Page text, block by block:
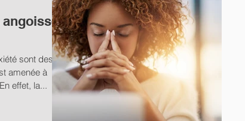
sont des
amenée à
effet, la...